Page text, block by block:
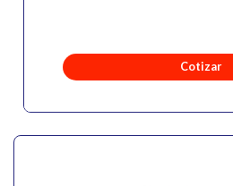
Cotizar